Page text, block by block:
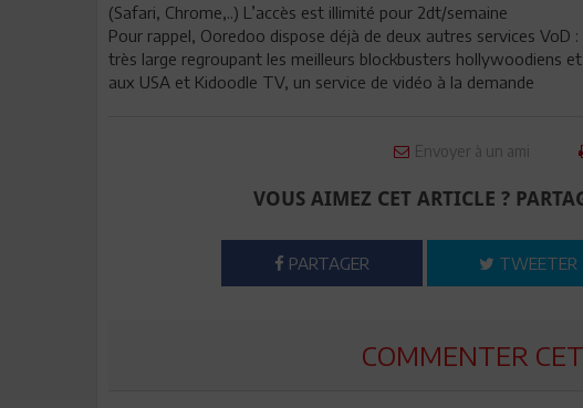
(Safari, Chrome,..) L’accès est illimité pour 2dt/semaine
Pour rappel, Ooredoo dispose déjà de deux autres services VoD
très large regroupant les meilleurs blockbusters hollywoodiens
aux USA et Kidoodle TV, un service de vidéo à la demande
Envoyer à un ami
VOUS AIMEZ CET ARTICLE ?
PARTAGER TWEETER
COMMENTER